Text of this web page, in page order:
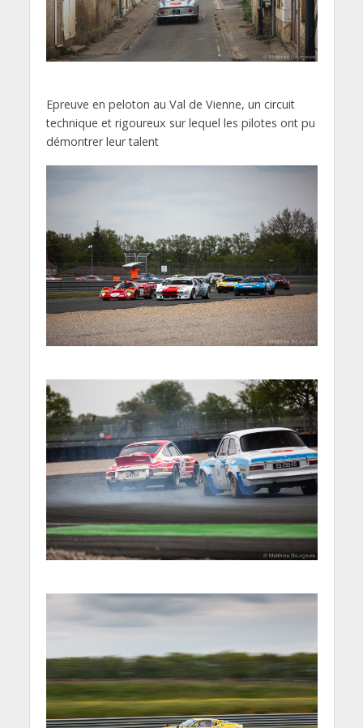
Epreuve en peloton au Val de Vienne, un circuit
technique et rigoureux sur lequel les pilotes ont pu
démontrer leur talent